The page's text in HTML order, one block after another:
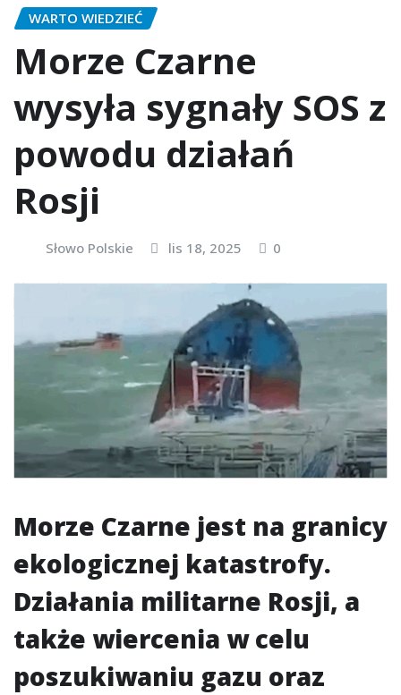
WARTO WIEDZIEĆ
Morze Czarne
wysyła sygnały SOS z
powodu działań
Rosji
Słowo Polskie lis 18, 2025 0
Morze Czarne jest na granicy
ekologicznej katastrofy.
Działania militarne Rosji, a
także wiercenia w celu
poszukiwaniu gazu oraz